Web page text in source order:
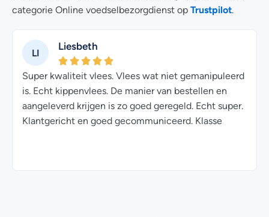
categorie Online voedselbezorgdienst op Trustpilot
LI
Liesbeth
Super kwaliteit vlees. Vlees wat niet gemanipuleerd
is. Echt kippenvlees. De manier van bestellen en
aangeleverd krijgen is zo goed geregeld. Echt super.
Klantgericht en goed gecommuniceerd. Klasse